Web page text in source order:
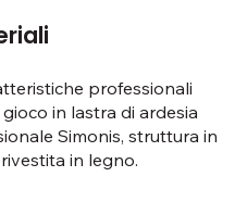
professionali
in lastra di ardesia
Simonis, struttura in
in legno.